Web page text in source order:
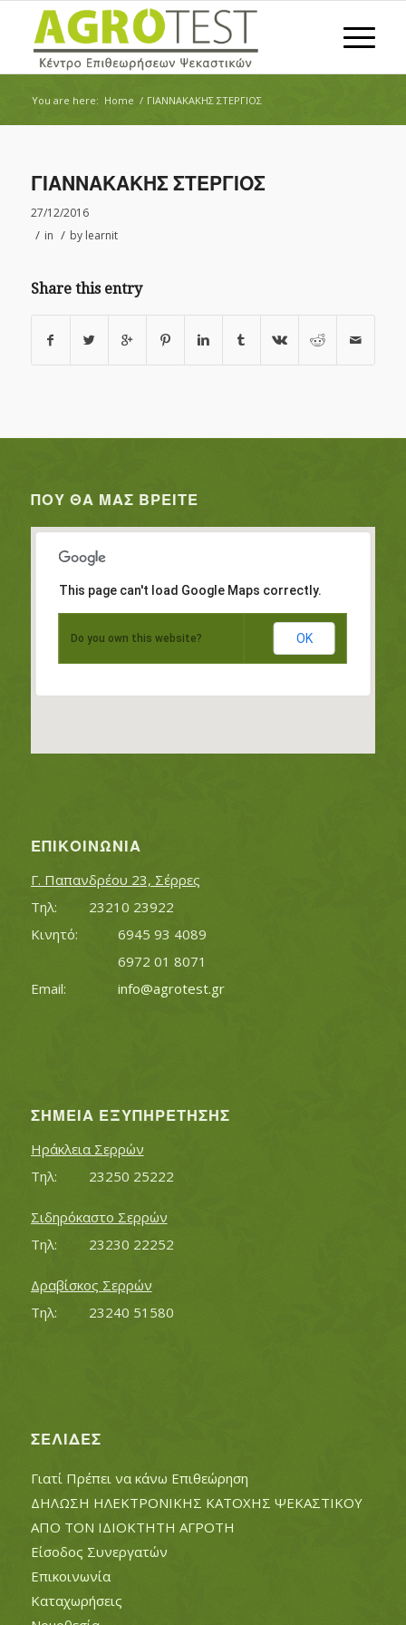
You are here: Home / ΓΙΑΝΝΑΚΑΚΗΣ ΣΤΕΡΓΙΟΣ
ΓΙΑΝΝΑΚΑΚΗΣ ΣΤΕΡΓΙΟΣ
27/12/2016
/ in / by learnit
Share this entry
ΠΟΥ ΘΑ ΜΑΣ ΒΡΕΊΤΕ
This page can't load Google Maps correctly.
Do you own this website? OK
ΕΠΙΚΟΙΝΩΝΊΑ
Γ. Παπανδρέου 23, Σέρρες
Τηλ:		23210 23922
Κινητό:		6945 93 4089
			6972 01 8071
info@agrotest.gr
ΣΗΜΕΊΑ ΕΞΥΠΗΡΈΤΗΣΗΣ
Ηράκλεια Σερρών
Τηλ:		23250 25222
Σιδηρόκαστο Σερρών
Τηλ:		23230 22252
Δραβίσκος Σερρών
Τηλ:		23240 51580
ΣΕΛΊΔΕΣ
Γιατί Πρέπει να κάνω Επιθεώρηση
ΔΗΛΩΣΗ ΗΛΕΚΤΡΟΝΙΚΗΣ ΚΑΤΟΧΗΣ ΨΕΚΑΣΤΙΚΟΥ
ΑΠΟ ΤΟΝ ΙΔΙΟΚΤΗΤΗ ΑΓΡΟΤΗ
Είσοδος Συνεργατών
Επικοινωνία
Καταχωρήσεις